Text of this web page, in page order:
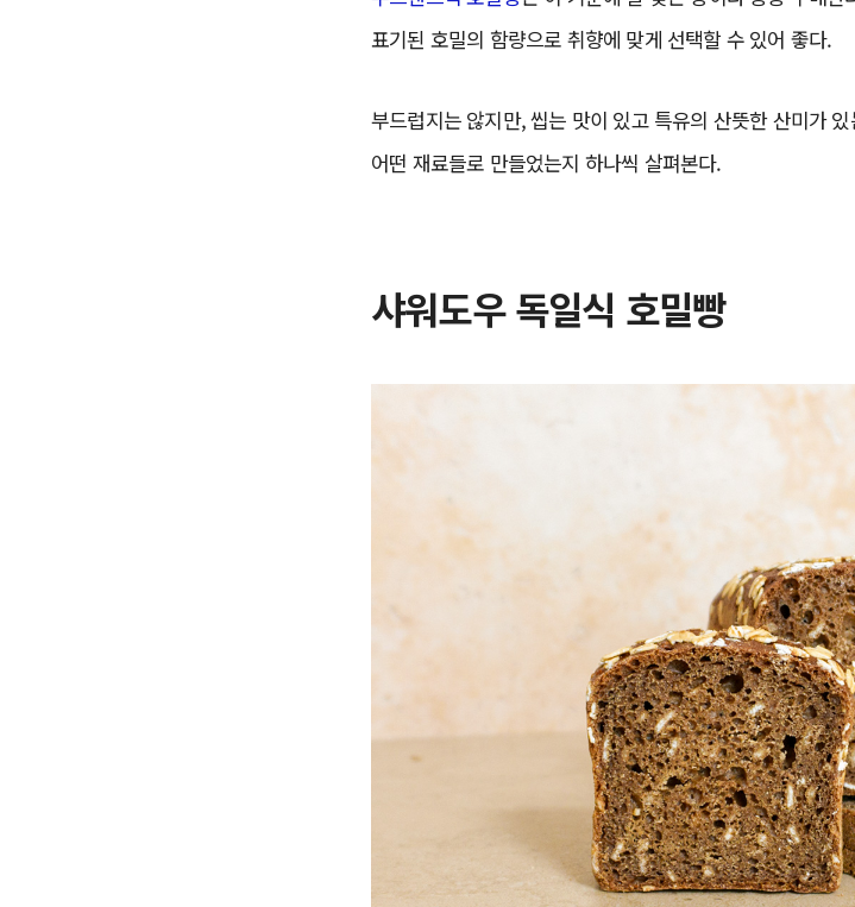
표기된 호밀의 함량으로 취향에 맞게 선택할 수 있어 좋다.
부드럽지는 않지만, 씹는 맛이 있고 특유의 산뜻한 산미가
어떤 재료들로 만들었는지 하나씩 살펴본다.
샤워도우 독일식 호밀빵